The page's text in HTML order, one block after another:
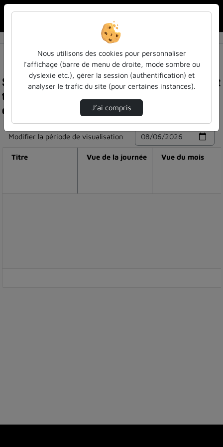
Statistiques de visualisation de la vidéo Podcast
théo-logiques : la philologie computationelle :
quésaco ? sophie robert-hayek
Modifier la période de visualisation
Titre Vue de la journée Vue du mois
Nous utilisons des cookies pour personnaliser
l’affichage (barre de menu de droite, mode sombre ou
dyslexie etc.), gérer la session (authentification) et
analyser le trafic du site (pour certaines instances).
J’ai compris